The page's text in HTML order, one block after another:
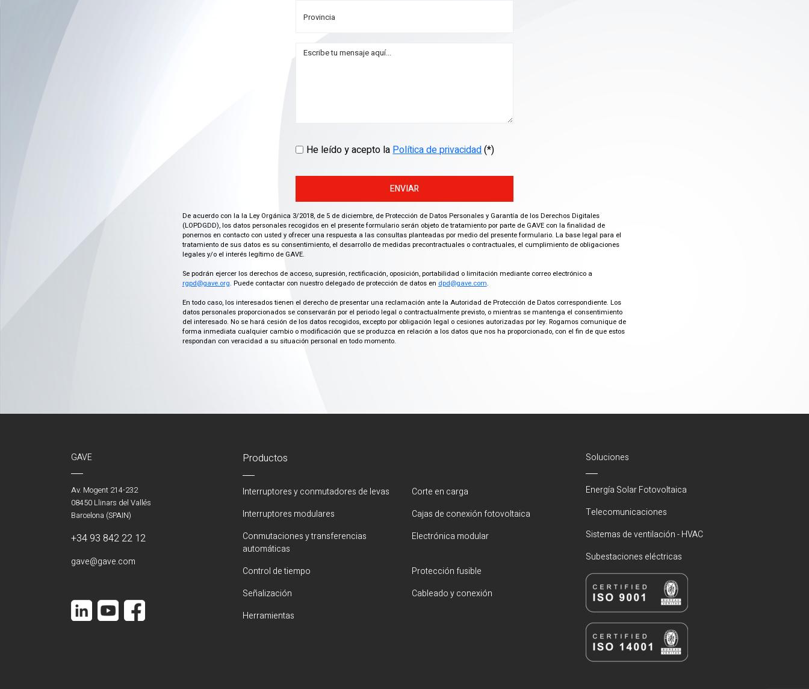
He leído y acepto laPolítica de privacidad(*)
ENVIAR
De acuerdo con la la Ley Orgánica 3/2018, de 5 de diciembre, de Protección de Datos Personales y Garantía de los Derechos Digitales
(LOPDGDD), los datos personales recogidos en el presente formulario serán objeto de tratamiento por parte de GAVE con la finalidad de
ponernos en contacto con usted y ofrecer una respuesta a las consultas planteadas por medio del presente formulario. La base legal para el
tratamiento de sus datos es su consentimiento, el desarrollo de medidas precontractuales o contractuales, el cumplimiento de obligaciones
legales y/o el interés legítimo de GAVE.
Se podrán ejercer los derechos de acceso, supresión, rectificación, oposición, portabilidad o limitación mediante correo electrónico a
rgpd@gave.org. Puede contactar con nuestro delegado de protección de datos en dpd@gave.com.
En todo caso, los interesados tienen el derecho de presentar una reclamación ante la Autoridad de Protección de Datos correspondiente. Los
datos personales proporcionados se conservarán por el periodo legal o contractualmente previsto, o mientras se mantenga el consentimiento
del interesado. No se hará cesión de los datos recogidos, excepto por obligación legal o cesiones autorizadas por ley. Rogamos comunique de
forma inmediata cualquier cambio o modificación que se produzca en relación a los datos que nos ha proporcionado, con el fin de que estos
respondan con veracidad a su situación personal en todo momento.
GAVE
Av. Mogent 214-232
08450 Llinars del Vallés
Barcelona (SPAIN)
+34 93 842 22 12
gave@gave.com
Productos
Interruptores y conmutadores de levas
Corte en carga
Interruptores modulares
Cajas de conexión fotovoltaica
Conmutaciones y transferencias
automáticas
Electrónica modular
Control de tiempo
Protección fusible
Señalización
Cableado y conexión
Herramientas
Soluciones
Energía Solar Fotovoltaica
Telecomunicaciones
Sistemas de ventilación - HVAC
Subestaciones eléctricas